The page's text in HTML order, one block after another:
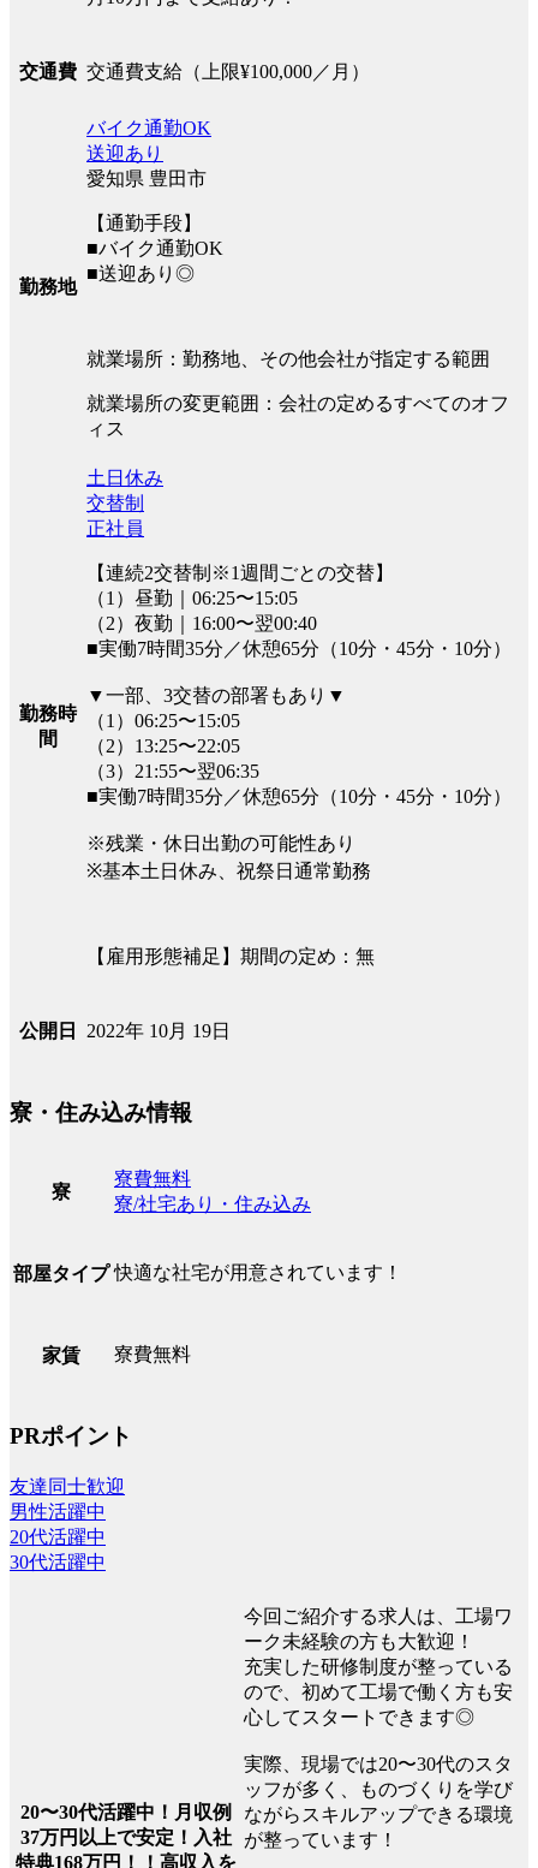
交通費 交通費支給（上限¥100,000／月）
勤務地
バイク通勤OK
送迎あり
愛知県 豊田市
【通勤手段】
■バイク通勤OK
■送迎あり◎
就業場所：勤務地、その他会社が指定する範囲
就業場所の変更範囲：会社の定めるすべてのオフ
ィス
勤務時
間
土日休み
交替制
正社員
【連続2交替制※1週間ごとの交替】
（1）昼勤｜06:25〜15:05
（2）夜勤｜16:00〜翌00:40
■実働7時間35分／休憩65分（10分・45分・10分）
▼一部、3交替の部署もあり▼
（1）06:25〜15:05
（2）13:25〜22:05
（3）21:55〜翌06:35
■実働7時間35分／休憩65分（10分・45分・10分）
※残業・休日出勤の可能性あり
※基本土日休み、祝祭日通常勤務
【雇用形態補足】期間の定め：無
公開日 2022年 10月 19日
寮・住み込み情報
寮
寮費無料
寮/社宅あり・住み込み
部屋タイプ 快適な社宅が用意されています！
家賃 寮費無料
PRポイント
友達同士歓迎
男性活躍中
20代活躍中
30代活躍中
20〜30代活躍中！月収例
37万円以上で安定！入社
特典168万円！！高収入を
今回ご紹介する求人は、工場ワ
ーク未経験の方も大歓迎！
充実した研修制度が整っている
ので、初めて工場で働く方も安
心してスタートできます◎
実際、現場では20〜30代のスタ
ッフが多く、ものづくりを学び
ながらスキルアップできる環境
が整っています！